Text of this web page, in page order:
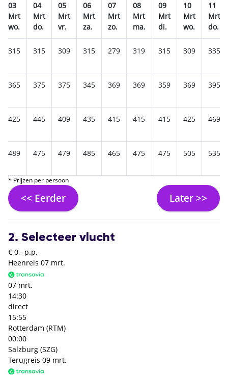
03
Mrt
wo.
04
Mrt
do.
05
Mrt
vr.
06
Mrt
za.
07
Mrt
zo.
08
Mrt
ma.
09
Mrt
di.
10
Mrt
wo.
11
Mrt
do.
315 315 309 315 279 319 315 309 335
365 375 375 345 369 369 359 369 395
425 445 409 435 415 415 415 425 469
489 475 479 485 465 475 475 505 535
* Prijzen per persoon
<< Eerder Later >>
2. Selecteer vlucht
€ 0,- p.p.
Heenreis 07 mrt.
07 mrt.
14:30
direct
15:55
Rotterdam (RTM)
00:00
Salzburg (SZG)
Terugreis 09 mrt.